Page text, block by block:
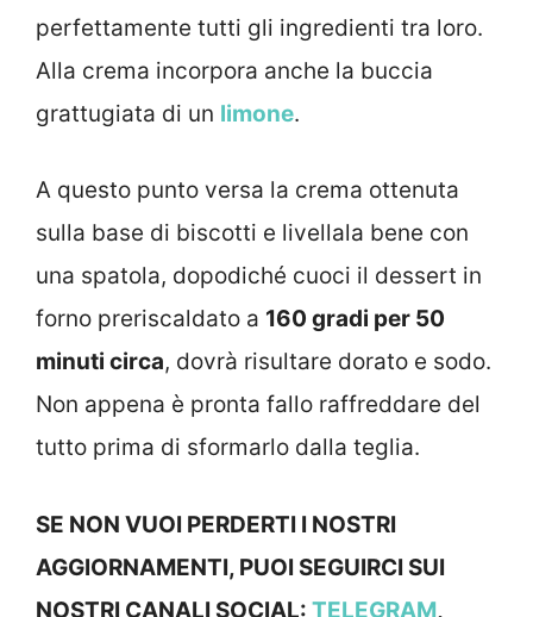
perfettamente tutti gli ingredienti tra loro.
Alla crema incorpora anche la buccia
grattugiata di un limone.
A questo punto versa la crema ottenuta
sulla base di biscotti e livellala bene con
una spatola, dopodiché cuoci il dessert in
forno preriscaldato a 160 gradi per 50
minuti circa, dovrà risultare dorato e sodo.
Non appena è pronta fallo raffreddare del
tutto prima di sformarlo dalla teglia.
SE NON VUOI PERDERTI I NOSTRI
AGGIORNAMENTI, PUOI SEGUIRCI SUI
NOSTRI CANALI SOCIAL: TELEGRAM,